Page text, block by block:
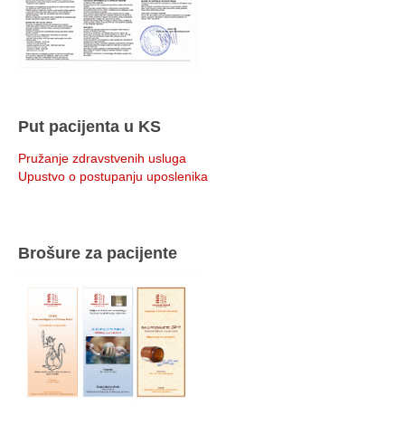
Put pacijenta u KS
Pružanje zdravstvenih usluga
Upustvo o postupanju uposlenika
Brošure za pacijente